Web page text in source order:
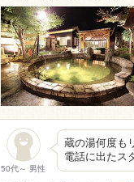
50代～ 男性
蔵の湯何度も
電話に出たス